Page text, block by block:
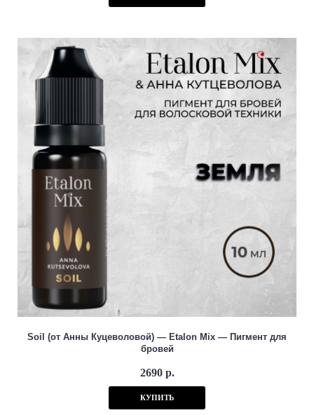
Soil (от Анны Куцеволовой) — Etalon Mix — Пигмент для
бровей
2690 р.
КУПИТЬ